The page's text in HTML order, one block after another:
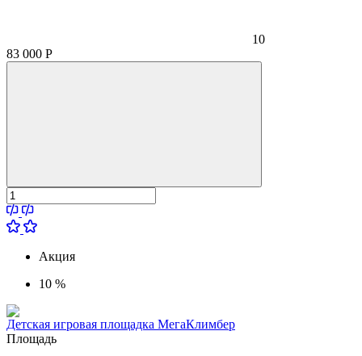
10
83 000 Р
Акция
10 %
Детская игровая площадка МегаКлимбер
Площадь